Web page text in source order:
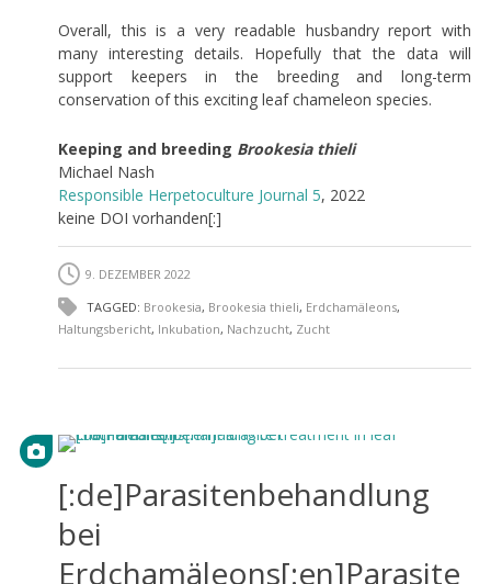
Overall, this is a very readable husbandry report with
many interesting details. Hopefully that the data will
support keepers in the breeding and long-term
conservation of this exciting leaf chameleon species.
Keeping and breeding Brookesia thieli
Michael Nash
Responsible Herpetoculture Journal 5, 2022
keine DOI vorhanden[:]
9. DEZEMBER 2022
TAGGED: Brookesia, Brookesia thieli, Erdchamäleons,
Haltungsbericht, Inkubation, Nachzucht, Zucht
[:de]Parasitenbehandlung
bei
Erdchamäleons[:en]Parasite